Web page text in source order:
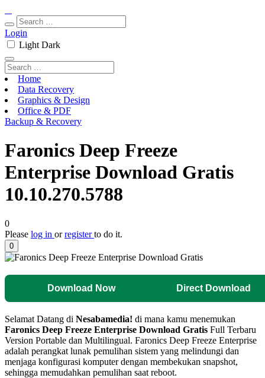
Login
Light Dark
Home
Data Recovery
Graphics & Design
Office & PDF
Backup & Recovery
Faronics Deep Freeze
Enterprise Download Gratis
10.10.270.5788
0
Please log in orregisterto do it.
0
Download Now Direct Download
Selamat Datang di Nesabamedia! di mana kamu menemukan
Faronics Deep Freeze Enterprise Download Gratis Full Terbaru
Version Portable dan Multilingual. Faronics Deep Freeze Enterprise
adalah perangkat lunak pemulihan sistem yang melindungi dan
menjaga konfigurasi komputer dengan membekukan snapshot,
sehingga memudahkan pemulihan saat reboot.